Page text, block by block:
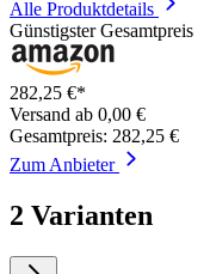
Alle Produktdetails
Günstigster Gesamtpreis
282,25 €*
Versand ab 0,00 €
Gesamtpreis: 282,25 €
Zum Anbieter
2 Varianten